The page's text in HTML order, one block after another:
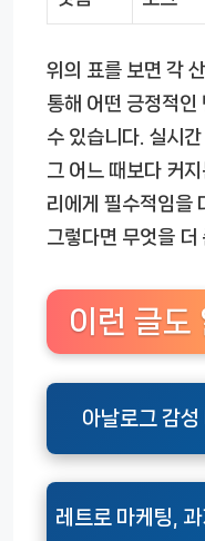
위의 표를 보면 각
통해 어떤 긍정적인
수 있습니다. 실시
그 어느 때보다 커
리에게 필수적임을
그렇다면 무엇을 더
이런 글도
아날로그 감성
레트로 마케팅,